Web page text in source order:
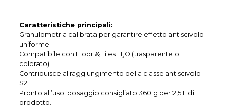
Caratteristiche principali:
Granulometria calibrata per garantire effetto antiscivolo
uniforme.
Compatibile con Floor & Tiles H₂O (trasparente o
colorato).
Contribuisce al raggiungimento della classe antiscivolo
S2.
Pronto all’uso: dosaggio consigliato 360 g per 2,5 L di
prodotto.